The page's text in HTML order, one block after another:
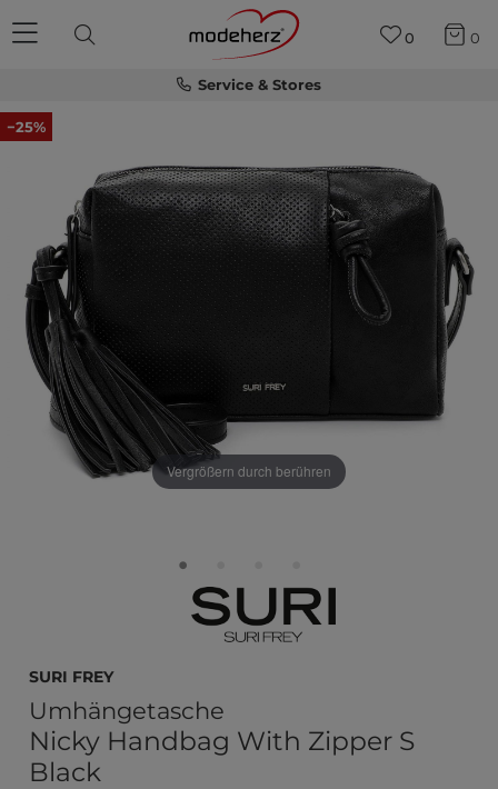
Service & Stores
0 0
−25%
Vergrößern durch berühren
SURI FREY
Umhängetasche
Nicky Handbag With Zipper S
Black